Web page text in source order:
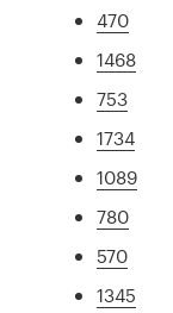
470
1468
753
1734
1089
780
570
1345